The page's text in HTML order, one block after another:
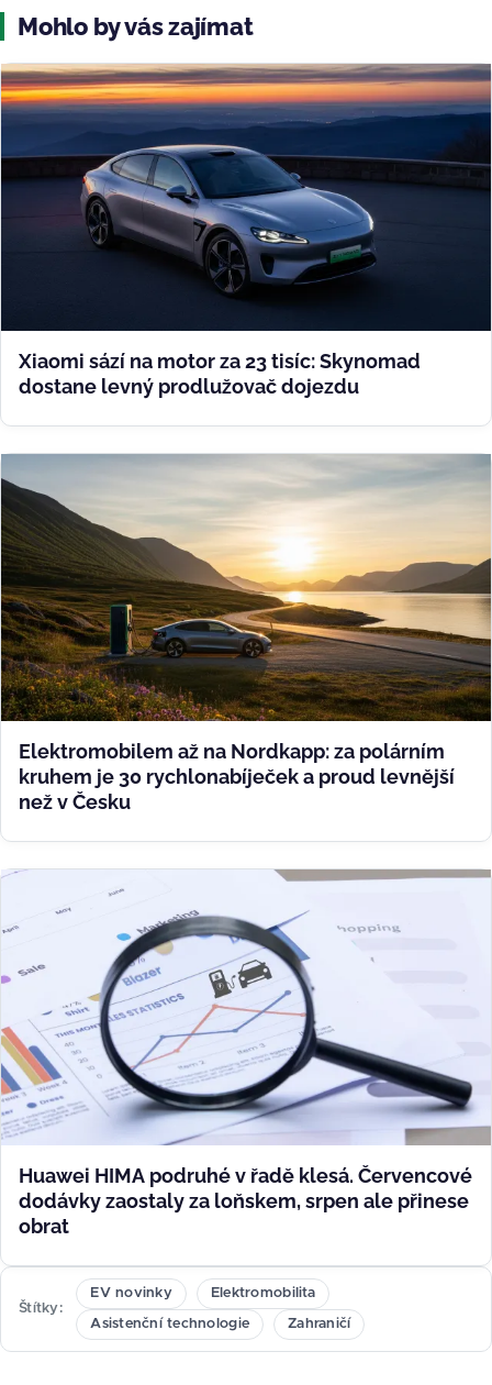
Mohlo by vás zajímat
Xiaomi sází na motor za 23 tisíc: Skynomad
dostane levný prodlužovač dojezdu
Elektromobilem až na Nordkapp: za polárním
kruhem je 30 rychlonabíječek a proud levnější
než v Česku
Huawei HIMA podruhé v řadě klesá. Červencové
dodávky zaostaly za loňskem, srpen ale přinese
obrat
Štítky
EV novinky Elektromobilita
Asistenční technologie Zahraničí